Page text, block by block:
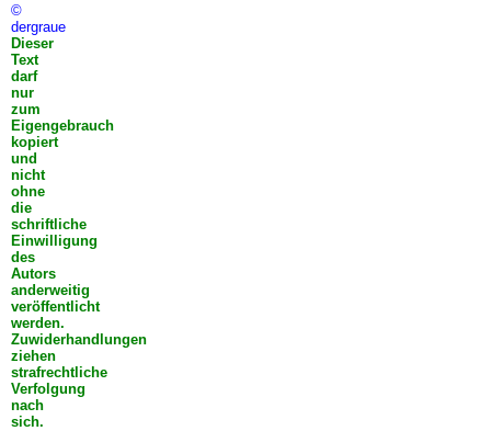
©
dergraue
Dieser
Text
darf
nur
zum
Eigengebrauch
kopiert
und
nicht
ohne
die
schriftliche
Einwilligung
des
Autors
anderweitig
veröffentlicht
werden.
Zuwiderhandlungen
ziehen
strafrechtliche
Verfolgung
nach
sich.